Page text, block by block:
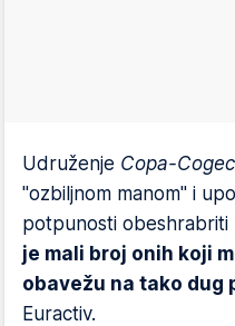
Udruženje Copa-
"ozbiljnom manom" i
potpunosti
je mali broj onih koji
obavežu na tako dug
Euractiv.